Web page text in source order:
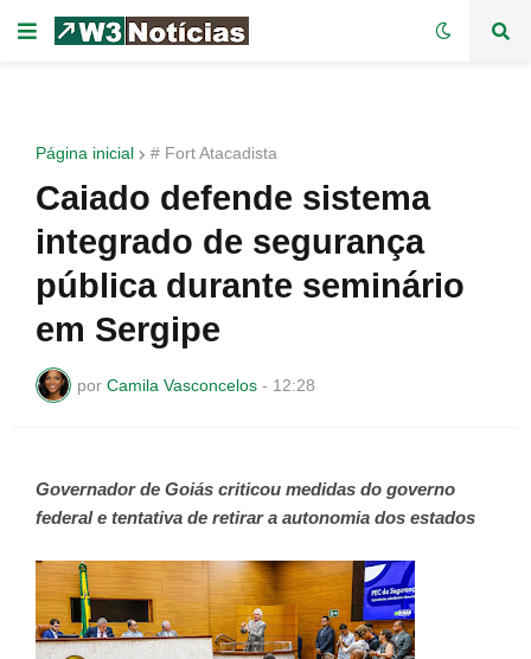
Página inicial # Fort Atacadista
Caiado defende sistema
integrado de segurança
pública durante seminário
em Sergipe
por Camila Vasconcelos - 12:28
Governador de Goiás criticou medidas do governo
federal e tentativa de retirar a autonomia dos estados